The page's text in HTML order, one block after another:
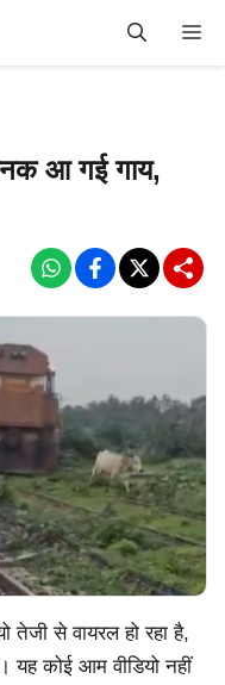
आ गई गाय,
तेजी से वायरल हो रहा है,
यह कोई आम वीडियो नहीं